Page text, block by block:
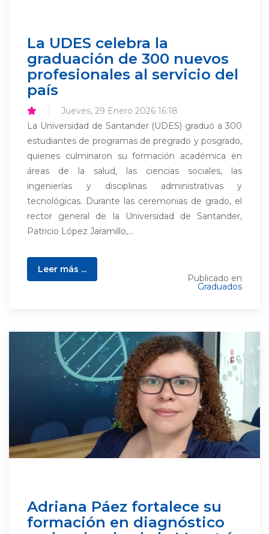
La UDES celebra la
graduación de 300 nuevos
profesionales al servicio del
país
Jueves, 29 Enero 2026 16:18
La Universidad de Santander (UDES) graduó a 300
estudiantes de programas de pregrado y posgrado,
quienes culminaron su formación académica en
áreas de la salud, las ciencias sociales, las
ingenierías y disciplinas administrativas y
tecnológicas. Durante las ceremonias de grado, el
rector general de la Universidad de Santander,
Patricio López Jaramillo,...
Leer más ...
Publicado en
Graduados
Adriana Páez fortalece su
formación en diagnóstico